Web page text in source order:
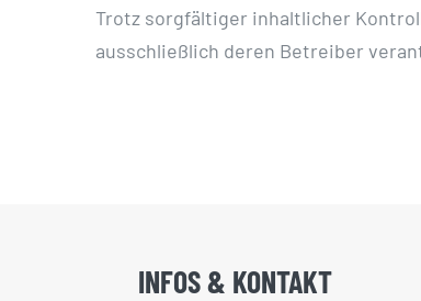
Trotz sorgfältiger inhaltlicher
ausschließlich deren Betreiber
INFOS & KONTAKT